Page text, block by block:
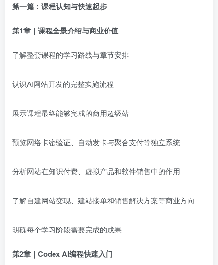
第一篇：课程认知与快速起步
第1章｜课程全景介绍与商业价值
了解整套课程的学习路线与章节安排
认识AI网站开发的完整实施流程
展示课程最终能够完成的商用超级站
预览网络卡密验证、自动发卡与聚合支付等独立系统
分析网站在知识付费、虚拟产品和软件销售中的作用
了解自建网站变现、建站接单和销售解决方案等商业方向
明确每个学习阶段需要完成的成果
第2章｜Codex AI编程快速入门